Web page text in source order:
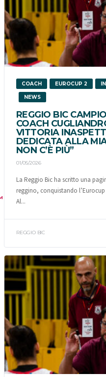
COACH EUROCUP 2
NEWS
REGGIO BIC
COACH
VITTORIA
DEDICATA ALLA
NON C’È PIÙ”
01/05/2026
La Reggio Bic ha scritto una
reggino, conquistando
Al...
REGGIO BIC